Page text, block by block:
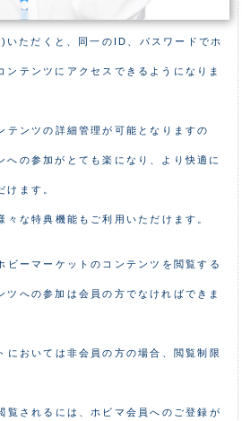
いただくと、同一のID、パスワードでホ
ンテンツにアクセスできるようになりま
テンツの詳細管理が可能となりますの
への参加がとても楽になり、より快適に
けます。
々な特典機能もご利用いただけます。
ビーマーケットのコンテンツを閲覧する
ツへの参加は会員の方でなければできま
においては非会員の方の場合、閲覧制限
覧されるには、ホビマ会員へのご登録が